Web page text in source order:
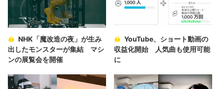
NHK「魔改造の夜」が生み
出したモンスターが集結 マシ
ンの展覧会を開催
YouTube、ショート動画の
収益化開始 人気曲も使用可能
に